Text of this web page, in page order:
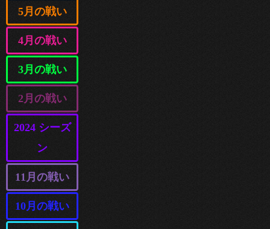
5月の戦い
4月の戦い
3月の戦い
2月の戦い
2024 シーズ
ン
11月の戦い
10月の戦い